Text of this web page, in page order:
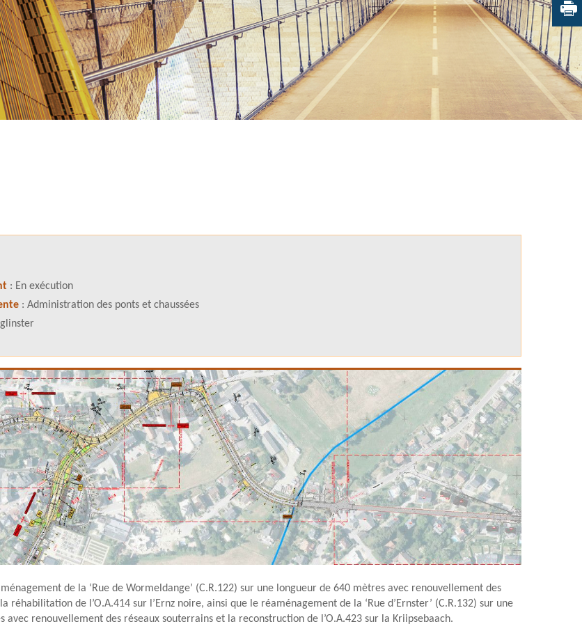
: En exécution
: Administration des ponts et chaussées
de la ‘Rue de Wormeldange’ (C.R.122) sur une longueur de 640 mètres avec renouvellement des
réhabilitation de l’O.A.414 sur l’Ernz noire, ainsi que le réaménagement de la ‘Rue d’Ernster’ (C.R.132) sur une
avec renouvellement des réseaux souterrains et la reconstruction de l’O.A.423 sur la Kriipsebaach.